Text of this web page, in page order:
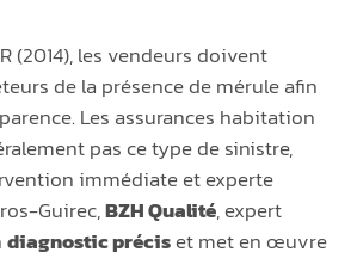
(2014), les vendeurs doivent
de la présence de mérule afin
Les assurances habitation
pas ce type de sinistre,
immédiate et experte
Guirec,BZH Qualité, expert
diagnostic préciset met en œuvre